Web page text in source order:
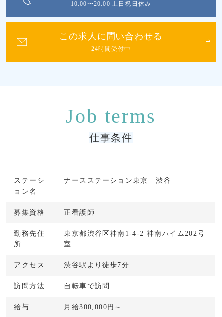
10:00〜20:00 土日祝日休み
この求人に問い合わせる
24時間受付中
仕事条件
ステーシ
ョン名
ナースステーション東京 渋谷
募集資格 正看護師
勤務先住
所
東京都渋谷区神南1-4-2 神南ハイム202号
室
アクセス 渋谷駅より徒歩7分
訪問方法 自転車で訪問
給与 月給300,000円～